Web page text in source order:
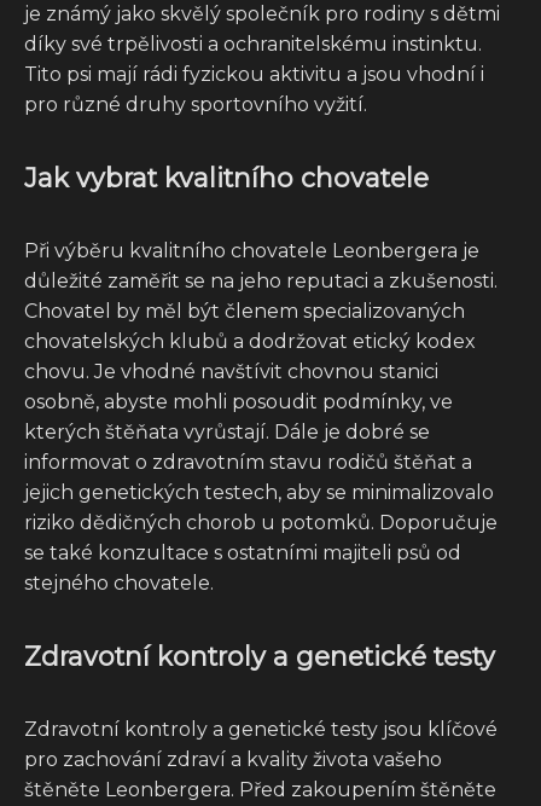
je známý jako skvělý společník pro rodiny s dětmi
díky své trpělivosti a ochranitelskému instinktu.
Tito psi mají rádi fyzickou aktivitu a jsou vhodní i
pro různé druhy sportovního vyžití.
Jak vybrat kvalitního chovatele
Při výběru kvalitního chovatele Leonbergera je
důležité zaměřit se na jeho reputaci a zkušenosti.
Chovatel by měl být členem specializovaných
chovatelských klubů a dodržovat etický kodex
chovu. Je vhodné navštívit chovnou stanici
osobně, abyste mohli posoudit podmínky, ve
kterých štěňata vyrůstají. Dále je dobré se
informovat o zdravotním stavu rodičů štěňat a
jejich genetických testech, aby se minimalizovalo
riziko dědičných chorob u potomků. Doporučuje
se také konzultace s ostatními majiteli psů od
stejného chovatele.
Zdravotní kontroly a genetické testy
Zdravotní kontroly a genetické testy jsou klíčové
pro zachování zdraví a kvality života vašeho
štěněte Leonbergera. Před zakoupením štěněte